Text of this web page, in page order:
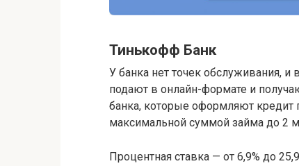
Тинькофф Банк
У банка нет точек обслуживания, и
подают в онлайн-формате и
банка, которые оформляют кредит
максимальной суммой займа до 2
Процентная ставка — от 6,9% до